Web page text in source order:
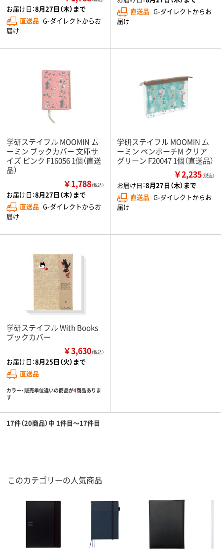
お届け日：8月27日（木）まで
直送品 G-ダイレクトからお
届け
直送品 G-ダイレクトからお
届け
学研ステイフル MOOMIN ム
ーミン ブックカバー 文庫サ
イズ ピンク F16056 1個（直送
品）
￥1,788（税込）
お届け日：8月27日（木）まで
直送品 G-ダイレクトからお
届け
学研ステイフル MOOMIN ム
ーミン ペンポーチM クリア
グリーン F20047 1個（直送品）
￥2,235（税込）
お届け日：8月27日（木）まで
直送品 G-ダイレクトからお
届け
学研ステイフル With Books
ブックカバー
￥3,630（税込）
お届け日：8月25日（火）まで
直送品
カラー・販売単位違いの商品が4商品ありま
す
17件（20商品）中 1件目～17件目
このカテゴリーの人気商品